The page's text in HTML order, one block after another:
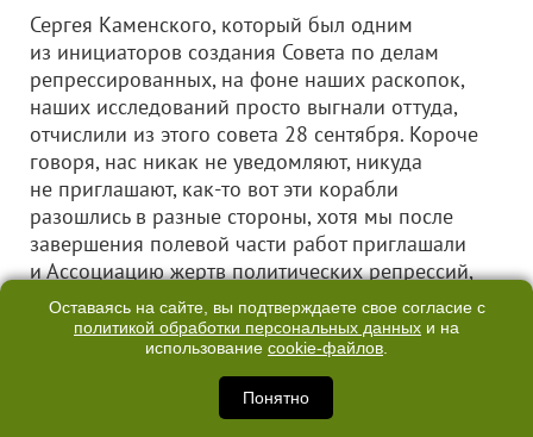
Сергея Каменского, который был одним
из инициаторов создания Совета по делам
репрессированных, на фоне наших раскопок,
наших исследований просто выгнали оттуда,
отчислили из этого совета 28 сентября. Короче
говоря, нас никак не уведомляют, никуда
не приглашают, как-то вот эти корабли
разошлись в разные стороны, хотя мы после
завершения полевой части работ приглашали
и Ассоциацию жертв политических репрессий,
и прочие общественные организации,
заинтересованные в этих исследованиях. Мы
их приглашали туда, на мемориальный памятник,
делали, как мне показалось, обстоятельный
доклад в середине октября. Я провел для них
Оставаясь на сайте, вы подтверждаете свое согласие с
политикой обработки персональных данных и на
использование cookie-файлов.
Понятно